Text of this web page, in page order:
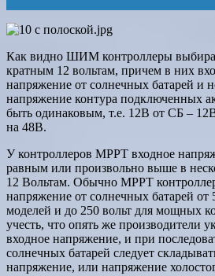
Как видно ШИМ контроллеры
кратным 12 вольтам, причем в них
напряжение от солнечных батарей и
напряжение контура подключенных
быть одинаковым, т.е. 12В от СБ –
на 48В.
У контроллеров MPPT входное
равным или произвольно выше в
12 Вольтам. Обычно MPPT
напряжение от солнечных батарей от
моделей и до 250 вольт для мощных
учесть, что опять же производители
входное напряжение, и при
солнечных батарей следует
напряжение, или напряжение